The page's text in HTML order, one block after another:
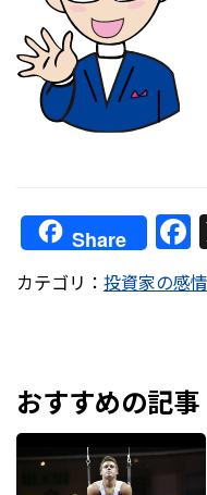
Share
a
o
o
カテゴリ： 投資家の感
おすすめの記事